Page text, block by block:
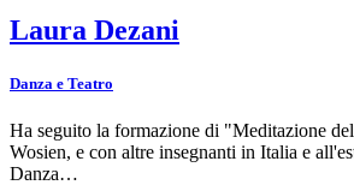
Laura Dezani
Danza e Teatro
Ha seguito la formazione di "Meditazione
Wosien, e con altre insegnanti in Italia e
Danza…